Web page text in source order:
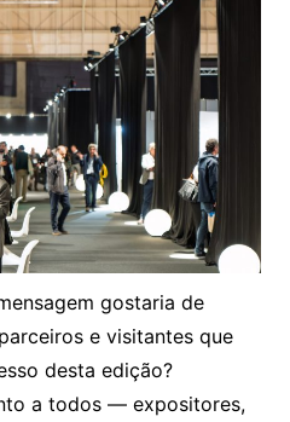
gostaria de
e visitantes que
desta edição?
a todos — expositores,